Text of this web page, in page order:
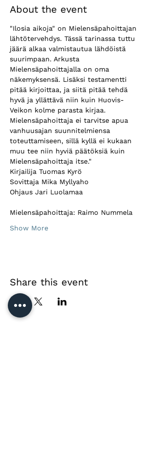
About the event
"Ilosia aikoja" on Mielensäpahoittajan
lähtötervehdys. Tässä tarinassa tuttu
jäärä alkaa valmistautua lähdöistä
suurimpaan. Arkusta
Mielensäpahoittajalla on oma
näkemyksensä. Lisäksi testamentti
pitää kirjoittaa, ja siitä pitää tehdä
hyvä ja yllättävä niin kuin Huovis-
Veikon kolme parasta kirjaa.
Mielensäpahoittaja ei tarvitse apua
vanhuusajan suunnitelmiensa
toteuttamiseen, sillä kyllä ei kukaan
muu tee niin hyviä päätöksiä kuin
Mielensäpahoittaja itse."
Kirjailija Tuomas Kyrö
Sovittaja Mika Myllyaho
Ohjaus Jari Luolamaa
Mielensäpahoittaja: Raimo Nummela
Show More
Share this event